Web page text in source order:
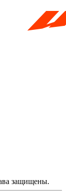
защищены.